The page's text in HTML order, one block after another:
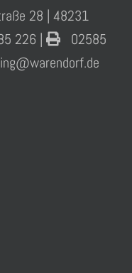
28 | 48231
226 |
02585